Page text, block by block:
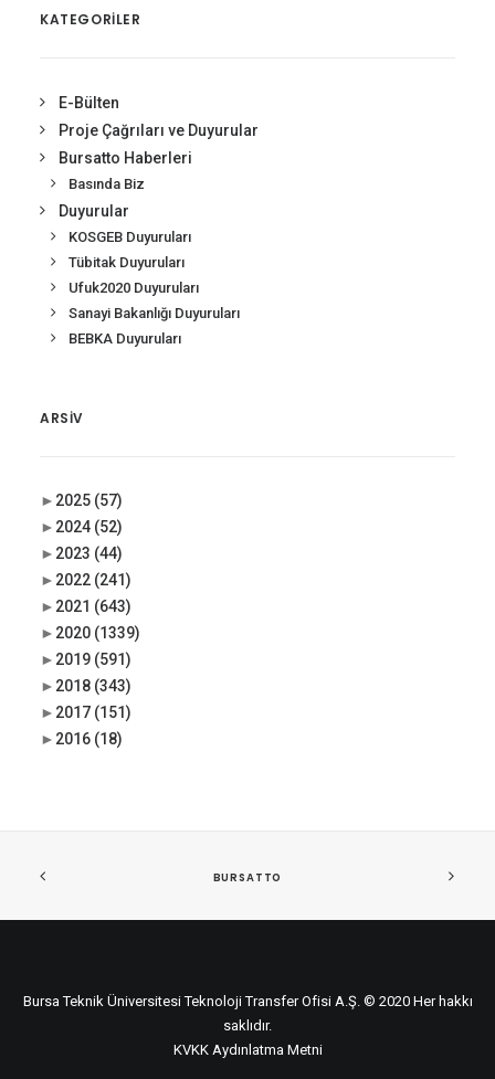
KATEGORİLER
E-Bülten
Proje Çağrıları ve Duyurular
Bursatto Haberleri
Basında Biz
Duyurular
KOSGEB Duyuruları
Tübitak Duyuruları
Ufuk2020 Duyuruları
Sanayi Bakanlığı Duyuruları
BEBKA Duyuruları
ARSIV
► 2025 (57)
► 2024 (52)
► 2023 (44)
► 2022 (241)
► 2021 (643)
► 2020 (1339)
► 2019 (591)
► 2018 (343)
► 2017 (151)
► 2016 (18)
BURSATTO
Bursa Teknik Üniversitesi Teknoloji Transfer Ofisi A.Ş. © 2020 Her hakkı
saklıdır.
KVKK Aydınlatma Metni